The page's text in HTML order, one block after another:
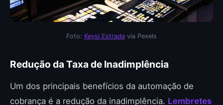
Foto: Keysi Estrada via Pexels
Redução da Taxa de Inadimplência
Um dos principais benefícios da automação de
cobrança é a redução da inadimplência. Lembretes